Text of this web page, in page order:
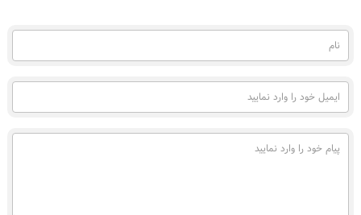
نام
(به
ایمیل
خود
وارد
نمایید
پیام
خود